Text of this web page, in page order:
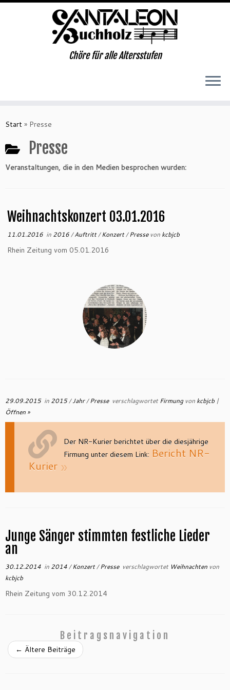
Inhalt
Chöre für alle Altersstufen
Start » Presse
Presse
Veranstaltungen, die in den Medien besprochen wurden:
Weihnachtskonzert 03.01.2016
11.01.2016 in 2016/Auftritt/Konzert/Presse von kcbjcb
Rhein Zeitung vom 05.01.2016
29.09.2015in 2015/Jahr/Presse verschlagwortetFirmung von kcbjcb |
Öffnen »
Der NR-Kurier berichtet über die diesjährige
Firmung unter diesem Link: Bericht NR-
Kurier
Junge Sänger stimmten festliche Lieder
an
30.12.2014 in 2014/Konzert/Presse verschlagwortet Weihnachten von
kcbjcb
Rhein Zeitung vom 30.12.2014
Beitragsnavigation
← Ältere Beiträge